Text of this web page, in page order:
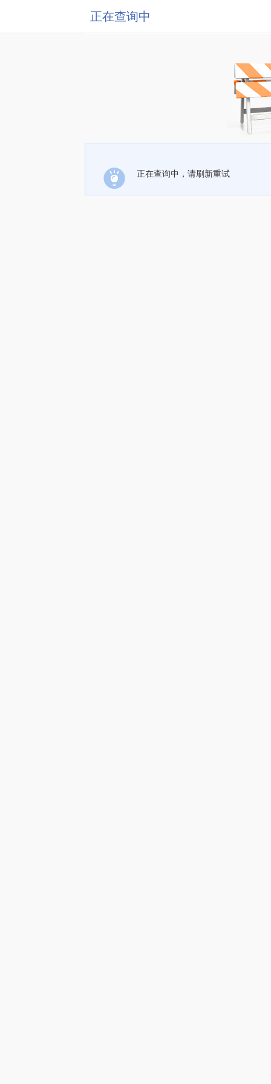
正在查询中
正在查询中，请刷新重试